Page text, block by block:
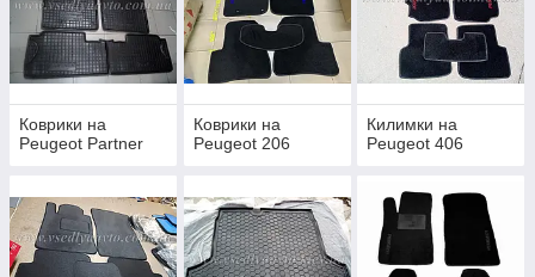
Коврики на
Peugeot Partner
Коврики на
Peugeot 206
Килимки на
Peugeot 406